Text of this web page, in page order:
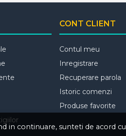
in continuare, sunteti de acord cu
CONT CLIENT
Contul meu
Inregistrare
Recuperare parola
Istoric comenzi
Produse favorite